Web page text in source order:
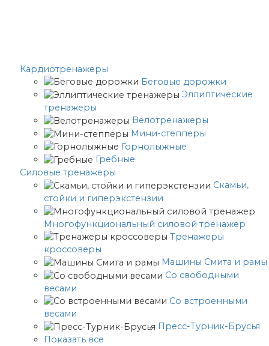
Кардиотренажеры
Беговые дорожки
Эллиптические
тренажеры
Велотренажеры
Мини-степперы
Горнолыжные
Гребные
Cиловые тренажеры
Скамьи,
стойки и гиперэкстензии
Многофункциональный силовой тренажер
Тренажеры
кроссоверы
Машины Смита и рамы
Со свободными
весами
Со встроенными
весами
Пресс-Турник-Брусья
Показать все